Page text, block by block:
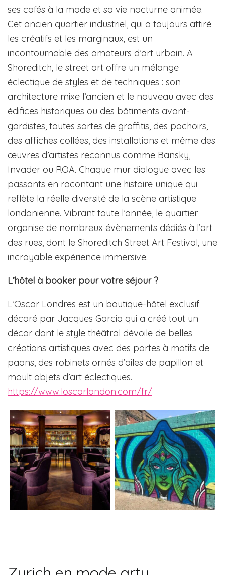
ses cafés à la mode et sa vie nocturne animée.
Cet ancien quartier industriel, qui a toujours attiré
les créatifs et les marginaux, est un
incontournable des amateurs d’art urbain. A
Shoreditch, le street art offre un mélange
éclectique de styles et de techniques : son
architecture mixe l’ancien et le nouveau avec des
édifices historiques ou des bâtiments avant-
gardistes, toutes sortes de graffitis, des pochoirs,
des affiches collées, des installations et même des
œuvres d’artistes reconnus comme Bansky,
Invader ou ROA. Chaque mur dialogue avec les
passants en racontant une histoire unique qui
reflète la réelle diversité de la scène artistique
londonienne. Vibrant toute l’année, le quartier
organise de nombreux évènements dédiés à l’art
des rues, dont le Shoreditch Street Art Festival, une
incroyable expérience immersive.
L’hôtel à booker pour votre séjour ?
L’Oscar Londres est un boutique-hôtel exclusif
décoré par Jacques Garcia qui a créé tout un
décor dont le style théâtral dévoile de belles
créations artistiques avec des portes à motifs de
paons, des robinets ornés d’ailes de papillon et
moult objets d’art éclectiques.
https://www.loscarlondon.com/fr/